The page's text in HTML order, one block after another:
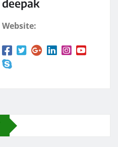
deepak
Website: